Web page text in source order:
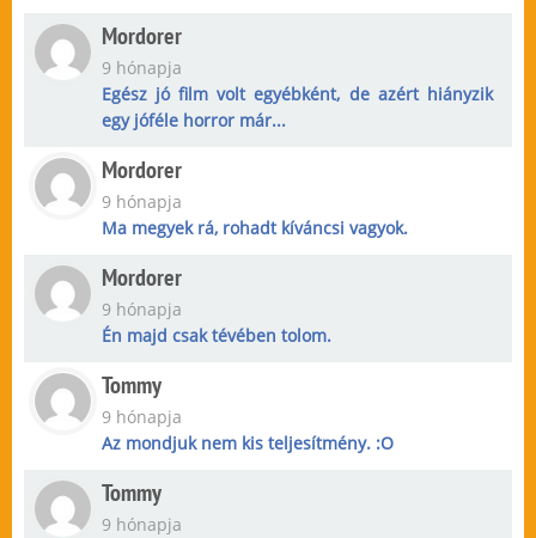
Mordorer
9 hónapja
Egész jó film volt egyébként, de azért hiányzik
egy jóféle horror már...
Mordorer
9 hónapja
Ma megyek rá, rohadt kíváncsi vagyok.
Mordorer
9 hónapja
Én majd csak tévében tolom.
Tommy
9 hónapja
Az mondjuk nem kis teljesítmény. :O
Tommy
9 hónapja